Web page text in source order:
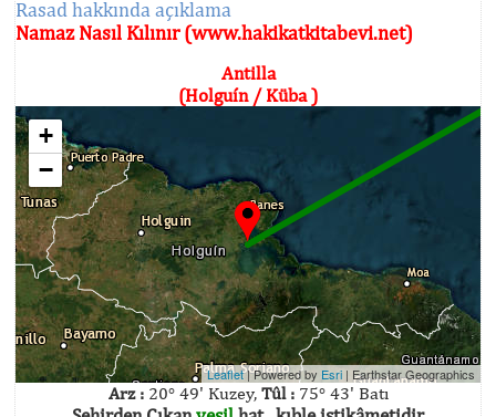
Rasad hakkında açıklama
Namaz Nasıl Kılınır (www.hakikatkitabevi.net)
Antilla
(Holguín / Küba )
+
−
Leaflet| Powered by Esri | Earthstar Geographics
Arz :20° 49' Kuzey, Tûl :75° 43' Batı